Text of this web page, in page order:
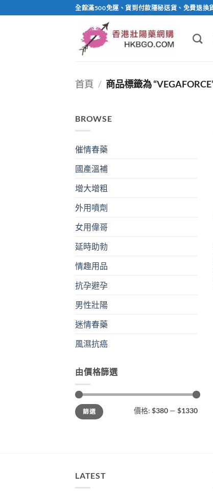
to
全館滿500免運、貨到付款隱秘送貨、免費退換
首頁 / 商品標籤為
BROWSE
催情春藥
國產溫補
增大增粗
外用噴劑
女用偉哥
延時助勃
情趣用品
抗孕避孕
男性壯陽
迷情春藥
風濕抗癌
由價格篩選
最
低
價
最
高
價
篩選 價格: $380 — $1330
LATEST